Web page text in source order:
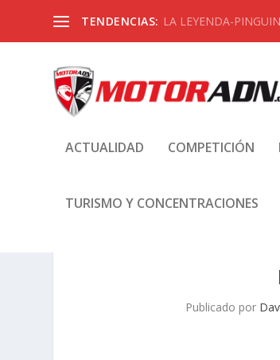
TENDENCIAS: LA LEYENDA-
ACTUALIDAD COMPETICIÓN
TURISMO Y CONCENTRACIONES
Publicado por